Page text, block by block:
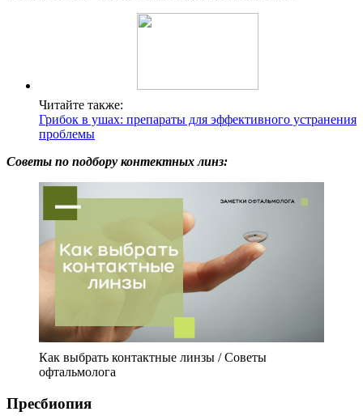
Читайте также:
Грибок в ушах: препараты для эффективного устранения
проблемы
Советы по подбору контектных линз:
Как выбрать контактные линзы / Советы
офтальмолога
Пресбиопия